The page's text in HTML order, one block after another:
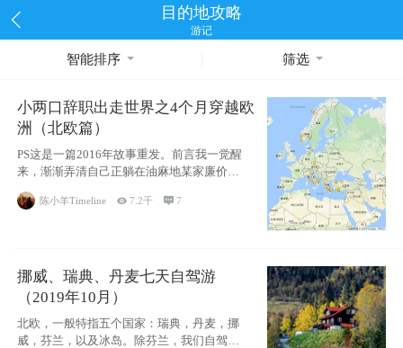
目的地攻略
游记
智能排序 筛选
小两口辞职出走世界之4个月穿越欧
洲（北欧篇）
PS这是一篇2016年故事重发。前言我一觉醒
来，渐渐弄清自己正躺在油麻地某家廉价宾
馆
陈小羊Timeline 7.2千 7
挪威、瑞典、丹麦七天自驾游
（2019年10月）
北欧，一般特指五个国家：瑞典，丹麦，挪
威，芬兰，以及冰岛。除芬兰，我们自驾游